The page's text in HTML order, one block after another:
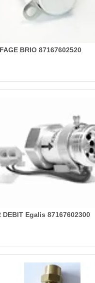
BRIO 87167602520
DEBIT Egalis 87167602300